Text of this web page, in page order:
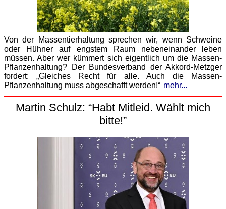
Von der Massentierhaltung sprechen wir, wenn Schweine
oder Hühner auf engstem Raum nebeneinander leben
müssen. Aber wer kümmert sich eigentlich um die Massen-
Pflanzenhaltung? Der Bundesverband der Akkord-Metzger
fordert: „Gleiches Recht für alle. Auch die Massen-
Pflanzenhaltung muss abgeschafft werden!“ mehr...
Martin Schulz: “Habt Mitleid. Wählt mich
bitte!”